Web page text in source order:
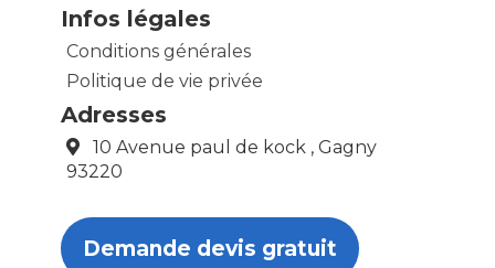
Infos légales
Conditions générales
Politique de vie privée
Adresses
10 Avenue paul de kock , Gagny
93220
Demande devis gratuit